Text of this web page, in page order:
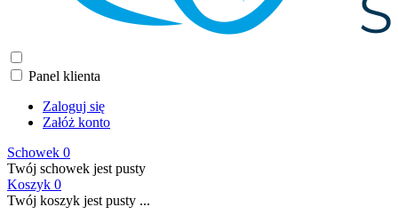
Panel klienta
Zaloguj się
Załóż konto
Schowek 0
Twój schowek jest pusty
Koszyk 0
Twój koszyk jest pusty ...